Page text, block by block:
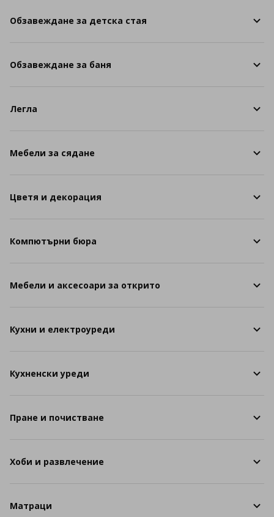
Обзавеждане за детска стая
Обзавеждане за баня
Легла
Мебели за сядане
Цветя и декорация
Компютърни бюра
Мебели и аксесоари за открито
Кухни и електроуреди
Кухненски уреди
Пране и почистване
Хоби и развлечение
Матраци